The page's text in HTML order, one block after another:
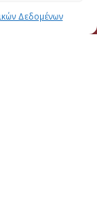
Δεδομένων